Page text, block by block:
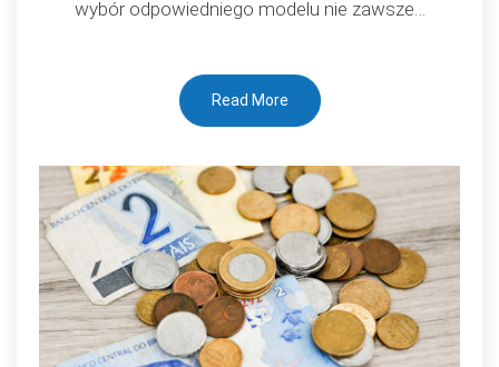
zdrowia
wybór odpowiedniego modelu nie zawsze…
Read More